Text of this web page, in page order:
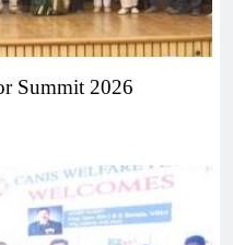
Summit 2026